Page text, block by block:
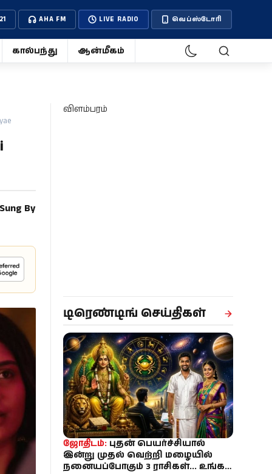
AHA FM LIVE RADIO வெப்ஸ்டோரி
கால்பந்து ஆன்மீகம்
By
விளம்பரம்
டிரெண்டிங் செய்திகள்
ஜோதிடம்: புதன் பெயர்ச்சியால்
இன்று முதல் வெற்றி மழையில்
நனையப்போகும் 3 ராசிகள்... உங்க